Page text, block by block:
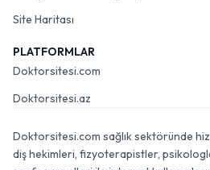
Site Haritası
PLATFORMLAR
Doktorsitesi.com
Doktorsitesi.az
Doktorsitesi.com sağlık sektöründe
diş hekimleri, fizyoterapistler,